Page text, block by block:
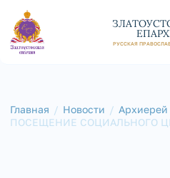
РУССКАЯ
Главная Новости
Архиерей
ПОСЕЩЕНИЕ СОЦИАЛЬНОГО